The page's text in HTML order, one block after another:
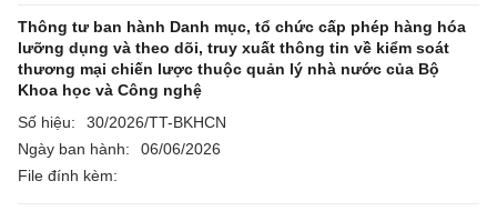
Thông tư ban hành Danh mục, tổ chức cấp phép hàng hóa
lưỡng dụng và theo dõi, truy xuất thông tin về kiểm soát
thương mại chiến lược thuộc quản lý nhà nước của Bộ
Khoa học và Công nghệ
Số hiệu:
30/2026/TT-BKHCN
Ngày ban hành:
06/06/2026
File đính kèm: